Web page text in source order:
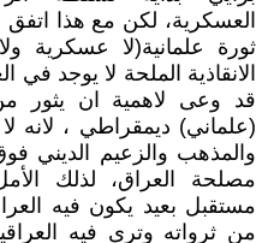
العسكرية، لكن مع هذا
ثورة علمانية(لا عسكرية
الانقاذية الملحة لا يوجد
قد وعى لاهمية ان يثور
(علماني) ديمقراطي ، لانه لا
والمذهب والزعيم الديني
مصلحة العراق، لذلك
مستقبل بعيد يكون فيه
من ثرواته وترى فيه